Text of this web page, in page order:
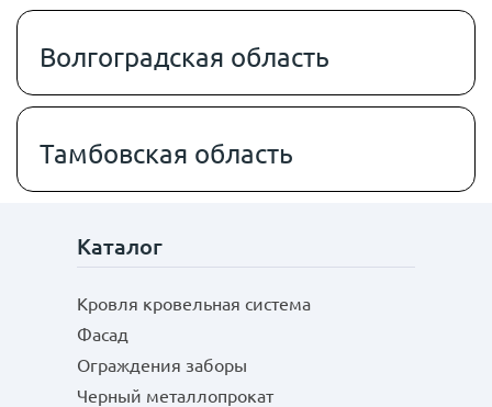
Волгоградская область
Тамбовская область
Каталог
Кровля кровельная система
Фасад
Ограждения заборы
Черный металлопрокат